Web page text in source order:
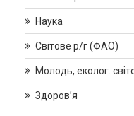
Наука
Світове р/г (ФАО)
Молодь, еколог.
Здоров’я